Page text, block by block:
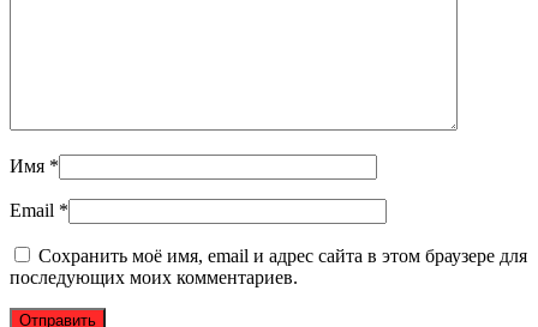
Имя *
Email *
Сохранить моё имя, email и адрес сайта в этом браузере для
последующих моих комментариев.